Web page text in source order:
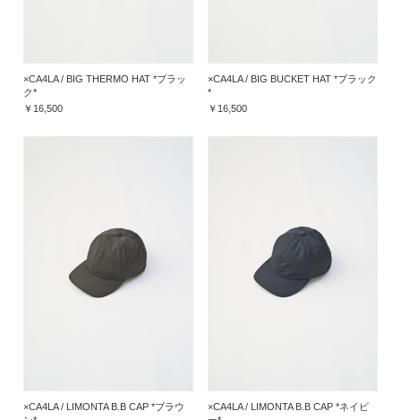
×CA4LA / BIG THERMO HAT *ブラッ
ク*
￥16,500
×CA4LA / BIG BUCKET HAT *ブラック
*
￥16,500
×CA4LA / LIMONTA B.B CAP *ブラウ
×CA4LA / LIMONTA B.B CAP *ネイビ